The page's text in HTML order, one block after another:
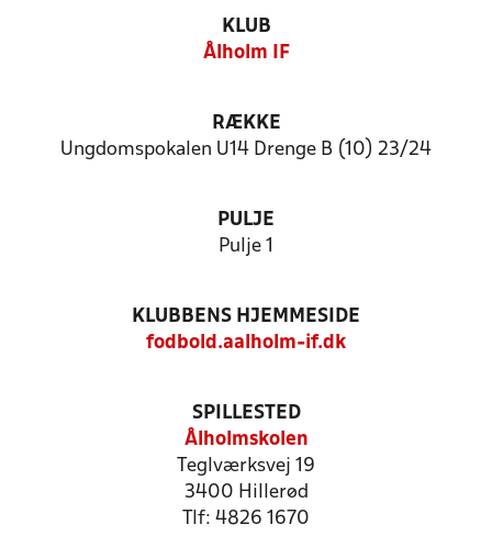
KLUB
Ålholm IF
RÆKKE
Ungdomspokalen U14 Drenge B (10) 23/24
PULJE
Pulje 1
KLUBBENS HJEMMESIDE
fodbold.aalholm-if.dk
SPILLESTED
Ålholmskolen
Teglværksvej 19
3400 Hillerød
Tlf: 4826 1670